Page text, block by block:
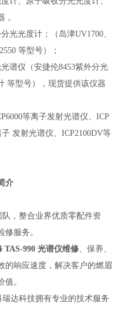
。
光光度计；（岛津UV1700、
等型号）；
谱仪（安捷伦8453紫外分光
等型号），现货提供该仪器
等离子发射光谱仪、ICP
发射光谱仪、ICP2100DV等
介
，整合业界优质零配件资
修服务。
TAS-990 光谱仪维修、保养、
的响应速度，解决客户的燃眉
值。
达科技拥有专业的技术服务